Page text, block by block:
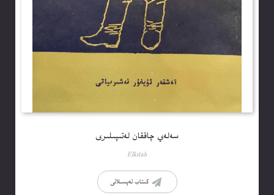
سەلەي چاققان لەتىپىلىرى
Elkitab
كىتاب تەپسىلاتى